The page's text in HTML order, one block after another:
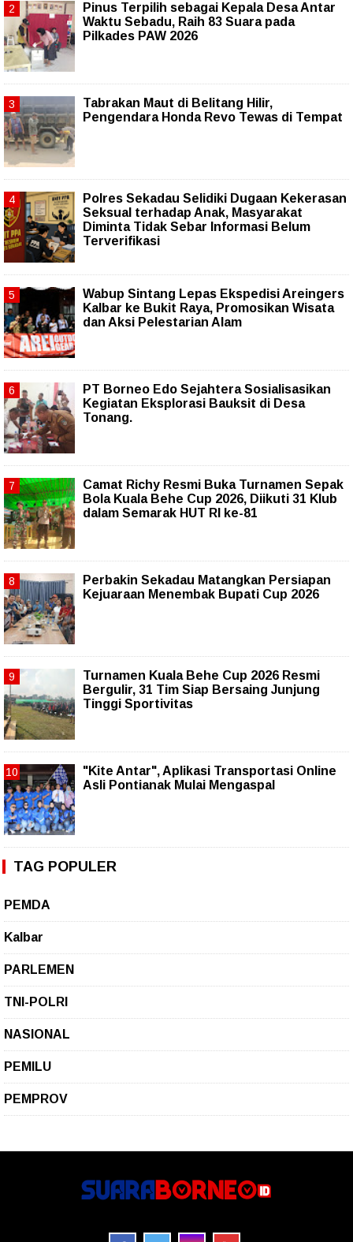
Pinus Terpilih sebagai Kepala Desa Antar
Waktu Sebadu, Raih 83 Suara pada
Pilkades PAW 2026
Tabrakan Maut di Belitang Hilir,
Pengendara Honda Revo Tewas di Tempat
Polres Sekadau Selidiki Dugaan Kekerasan
Seksual terhadap Anak, Masyarakat
Diminta Tidak Sebar Informasi Belum
Terverifikasi
Wabup Sintang Lepas Ekspedisi Areingers
Kalbar ke Bukit Raya, Promosikan Wisata
dan Aksi Pelestarian Alam
PT Borneo Edo Sejahtera Sosialisasikan
Kegiatan Eksplorasi Bauksit di Desa
Tonang.
Camat Richy Resmi Buka Turnamen Sepak
Bola Kuala Behe Cup 2026, Diikuti 31 Klub
dalam Semarak HUT RI ke-81
Perbakin Sekadau Matangkan Persiapan
Kejuaraan Menembak Bupati Cup 2026
Turnamen Kuala Behe Cup 2026 Resmi
Bergulir, 31 Tim Siap Bersaing Junjung
Tinggi Sportivitas
"Kite Antar", Aplikasi Transportasi Online
Asli Pontianak Mulai Mengaspal
TAG POPULER
PEMDA
Kalbar
PARLEMEN
TNI-POLRI
NASIONAL
PEMILU
PEMPROV